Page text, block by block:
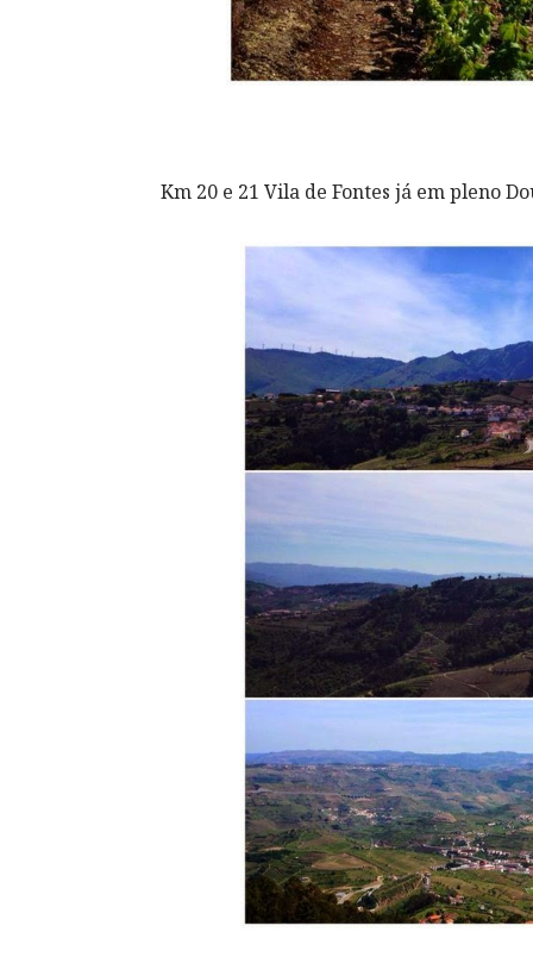
Km 20 e 21 Vila de Fontes já em pleno